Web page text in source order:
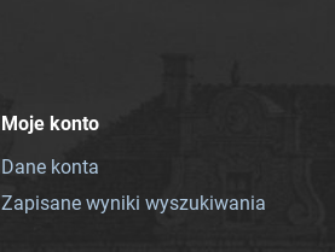
Moje konto
Dane konta
Zapisane wyniki wyszukiwania